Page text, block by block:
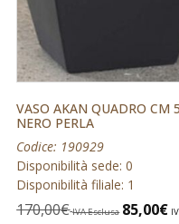
VASO AKAN QUADRO CM
NERO PERLA
Codice: 190929
Disponibilità sede: 0
Disponibilità filiale: 1
170,00€ IVA Esclusa 85,00€